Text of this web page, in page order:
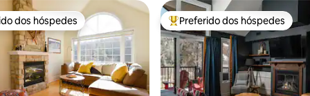
preferidos dos hóspedes
dos hóspedes Entre os melhores preferidos
Preferido dos hóspedes